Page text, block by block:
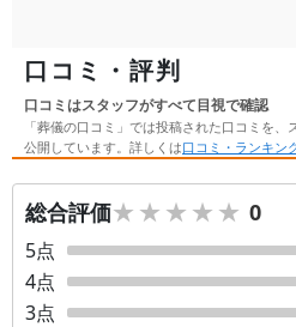
口コミ・評判
口コミはスタッフがすべて目視で確認
「葬儀の口コミ」では投稿された口コミを
公開しています。詳しくは口コミ・ランキン
総合評価★★★★★
★★★★★ 0
5点
4点
3点